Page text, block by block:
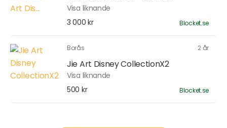
Visa liknande
3 000 kr
Blocket.se
Borås 2 år
Jie Art Disney CollectionX2
Visa liknande
500 kr
Blocket.se